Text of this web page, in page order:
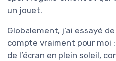
un jouet.
Globalement, j’ai essayé
compte vraiment pour moi
de l’écran en plein soleil,